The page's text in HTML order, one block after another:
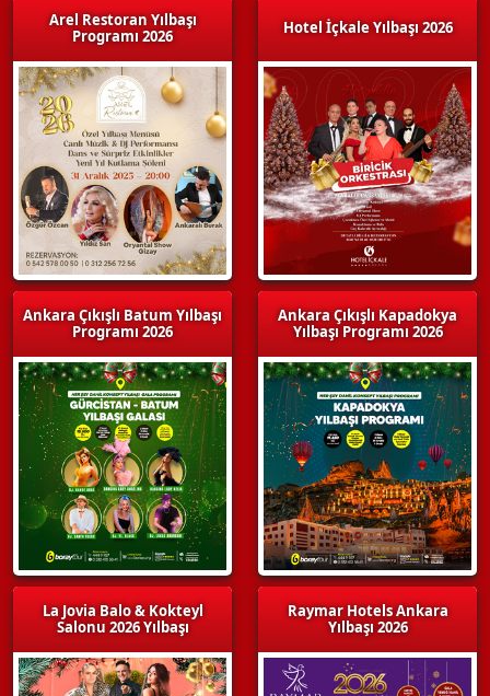
Arel Restoran Yılbaşı
Programı 2026
Ankara Çıkışlı Batum Yılbaşı
Programı 2026
La Jovia Balo & Kokteyl
Salonu 2026 Yılbaşı
Hotel İçkale Yılbaşı 2026
Ankara Çıkışlı Kapadokya
Yılbaşı Programı 2026
Raymar Hotels Ankara
Yılbaşı 2026